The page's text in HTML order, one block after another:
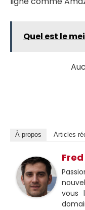
Quel est le
À propos Articles
Fred
vous